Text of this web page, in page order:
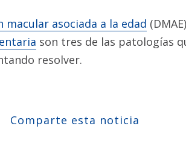
macular asociada a la edad
son tres de las patologías
resolver.
Comparte esta noticia